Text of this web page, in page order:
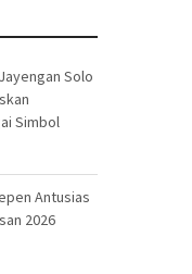
Solo
Simbol
Antusias
2026